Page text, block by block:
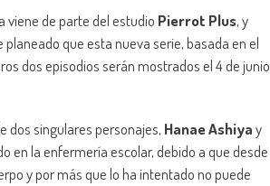
viene de parte del estudio Pierrot Plus, y
planeado que esta nueva serie, basada en el
dos episodios serán mostrados el 4 de junio
dos singulares personajes, Hanae Ashiyay
en la enfermería escolar, debido a que desde
y por más que lo ha intentado no puede